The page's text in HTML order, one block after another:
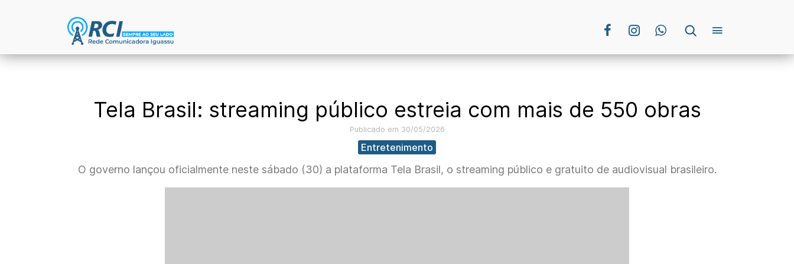
Tela Brasil: streaming público estreia com mais de 550 obras
Publicado em 30/05/2026
Entretenimento
O governo lançou oficialmente neste sábado (30) a plataforma Tela Brasil, o streaming público e gratuito de audiovisual brasileiro.